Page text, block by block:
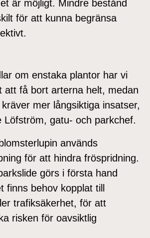
är möjligt. Mindre bestånd
för att kunna begränsa
om enstaka plantor har vi
att få bort arterna helt, medan
mer långsiktiga insatser,
Löfström, gatu- och parkchef.
används
för att hindra fröspridning.
görs i första hand
finns behov kopplat till
trafiksäkerhet, för att
risken för oavsiktlig